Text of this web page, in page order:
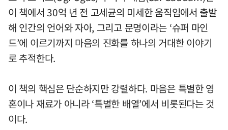
이 책에서 30억 년 전 고세균의 미세한 움직임에서 출발
해 인간의 언어와 자아, 그리고 문명이라는 ‘슈퍼 마인
드’에 이르기까지 마음의 진화를 하나의 거대한 이야기
로 추적한다.
이 책의 핵심은 단순하지만 강렬하다. 마음은 특별한 영
혼이나 재료가 아니라 ‘특별한 배열’에서 비롯된다는 것
이다.